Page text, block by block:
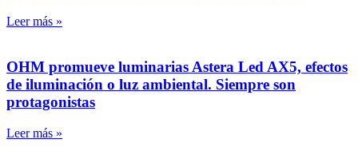
Leer más »
OHM promueve luminarias Astera Led AX5, efectos
de iluminación o luz ambiental. Siempre son
protagonistas
Leer más »